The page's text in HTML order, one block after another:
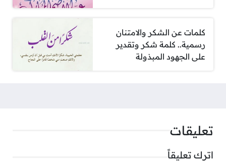
كلمات عن الشكر والامتنان
رسمية.. كلمة شكر وتقدير
على الجهود المبذولة
تعليقات
اترك تعليقاً